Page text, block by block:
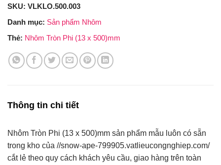
SKU: VLKLO.500.003
Danh mục: Sản phẩm Nhôm
Thẻ: Nhôm Tròn Phi (13 x 500)mm
Thông tin chi tiết
Nhôm Tròn Phi (13 x 500)mm sản phẩm mẫu luôn có sẵn
trong kho của //snow-ape-799905.vatlieucongnghiep.com/
cắt lẻ theo quy cách khách yêu cầu, giao hàng trên toàn